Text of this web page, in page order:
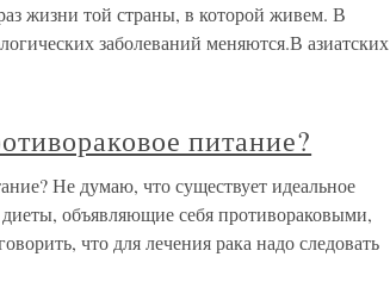
жизни той страны, в которой живем. В
заболеваний меняются.В азиатских
питание?
Не думаю, что существует идеальное
объявляющие себя противораковыми,
что для лечения рака надо следовать